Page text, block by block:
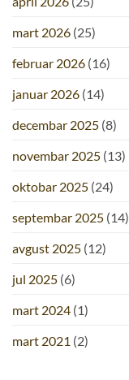
mart 2026 (25)
februar 2026 (16)
januar 2026 (14)
decembar 2025 (8)
novembar 2025 (13)
oktobar 2025 (24)
septembar 2025 (14)
avgust 2025 (12)
jul 2025 (6)
mart 2024 (1)
mart 2021 (2)